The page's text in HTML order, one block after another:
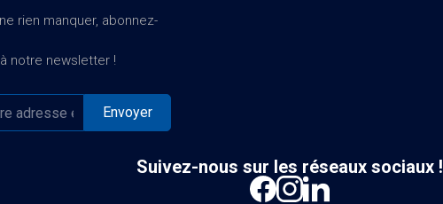
rien manquer, abonnez-
notre newsletter !
Suivez-nous sur les réseaux sociaux !